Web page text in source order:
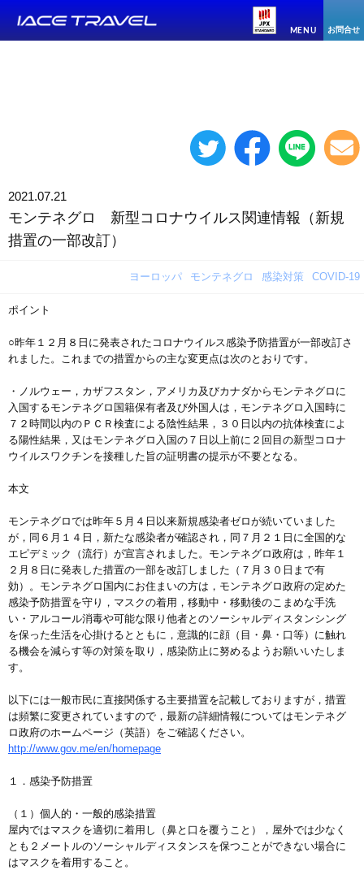
MENU お問合せ
2021.07.21
モンテネグロ 新型コロナウイルス関連情報（新規
措置の一部改訂）
ヨーロッパ モンテネグロ 感染対策 COVID-19
ポイント
○昨年１２月８日に発表されたコロナウイルス感染予防措置が一部改訂さ
れました。これまでの措置からの主な変更点は次のとおりです。
・ノルウェー，カザフスタン，アメリカ及びカナダからモンテネグロに
入国するモンテネグロ国籍保有者及び外国人は，モンテネグロ入国時に
７２時間以内のＰＣＲ検査による陰性結果，３０日以内の抗体検査によ
る陽性結果，又はモンテネグロ入国の７日以上前に２回目の新型コロナ
ウイルスワクチンを接種した旨の証明書の提示が不要となる。
本文
モンテネグロでは昨年５月４日以来新規感染者ゼロが続いていました
が，同６月１４日，新たな感染者が確認され，同７月２１日に全国的な
エピデミック（流行）が宣言されました。モンテネグロ政府は，昨年１
２月８日に発表した措置の一部を改訂しました（７月３０日まで有
効）。モンテネグロ国内にお住まいの方は，モンテネグロ政府の定めた
感染予防措置を守り，マスクの着用，移動中・移動後のこまめな手洗
い・アルコール消毒や可能な限り他者とのソーシャルディスタンシング
を保った生活を心掛けるとともに，意識的に顔（目・鼻・口等）に触れ
る機会を減らす等の対策を取り，感染防止に努めるようお願いいたしま
す。
以下には一般市民に直接関係する主要措置を記載しておりますが，措置
は頻繁に変更されていますので，最新の詳細情報についてはモンテネグ
ロ政府のホームページ（英語）をご確認ください。
http://www.gov.me/en/homepage
１．感染予防措置
（１）個人的・一般的感染措置
屋内ではマスクを適切に着用し（鼻と口を覆うこと），屋外では少なく
とも２メートルのソーシャルディスタンスを保つことができない場合に
はマスクを着用すること。